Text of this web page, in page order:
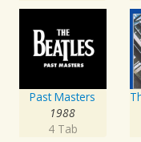
Past Masters
1988
4 Tab